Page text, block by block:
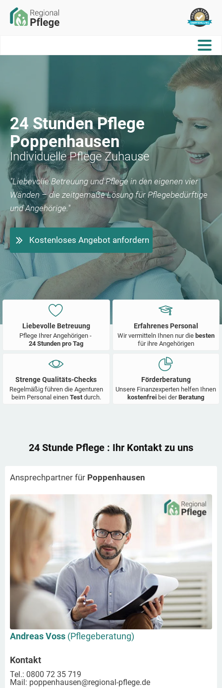
24 Stunden Pflege
Poppenhausen
Individuelle Pflege Zuhause
"Liebevolle Betreuung und Pflege in den eigenen vier
Wänden – die zeitgemäße Lösung für Pflegebedürftige
und Angehörige."
Kostenloses Angebot anfordern
Liebevolle Betreuung
Pflege Ihrer Angehörigen -
24 Stunden pro Tag
Erfahrenes Personal
Wir vermitteln Ihnen nur die besten
für ihre Angehörigen
Strenge Qualitäts-Checks
Regelmäßig führen die Agenturen
beim Personal einen Test durch.
Förderberatung
Unsere Finanzexperten helfen Ihnen
kostenfrei bei derBeratung
24 Stunde Pflege : Ihr Kontakt zu uns
Ansprechpartner für Poppenhausen
Andreas Voss (Pflegeberatung)
Kontakt
Tel.: 0800 72 35 719
Mail: poppenhausen@regional-pflege.de